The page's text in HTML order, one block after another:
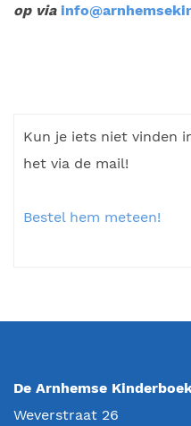
op via
Kun je iets niet vinden
het via de mail!
Bestel hem meteen!
De Arnhemse
Weverstraat 26